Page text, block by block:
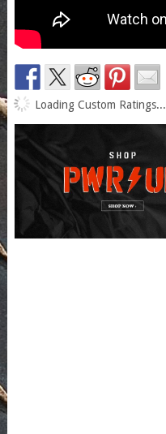
Loading Custom Ratings...